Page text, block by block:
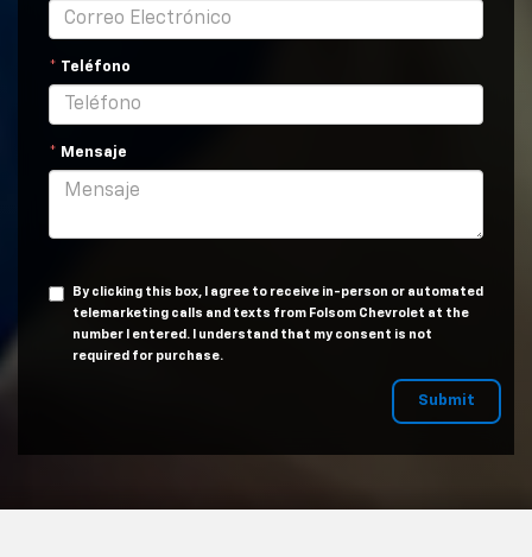
* Teléfono
* Mensaje
By clicking this box, I agree to receive in-person or automated
telemarketing calls and texts from Folsom Chevrolet at the
number I entered. I understand that my consent is not
required for purchase.